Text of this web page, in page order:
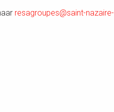
resagroupes@saint-